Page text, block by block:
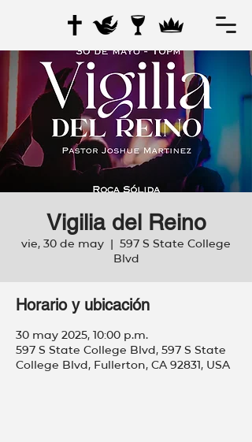
Vigilia del Reino
vie, 30 de may
  |
597 S State College
Blvd
Horario y ubicación
30 may 2025, 10:00 p.m.
597 S State College Blvd, 597 S State
College Blvd, Fullerton, CA 92831, USA